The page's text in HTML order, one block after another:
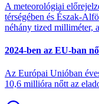
A meteorológiai
térségében és Észak-
néhány tized milliméter,
2024-ben az EU-ban
Az Európai Unióban
10,6 millióra nőtt az